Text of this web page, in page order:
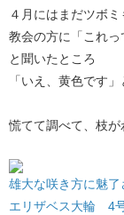
４月にはまだツボ
教会の方に「これっ
と聞いたところ
「いえ、黄色です
慌てて調べて、枝
雄大な咲き方に魅
エリザベス大輪 4